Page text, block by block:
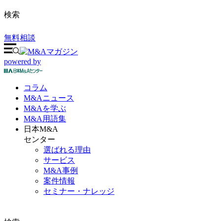
検索
無料相談
powered by
コラム
M&Aニュース
M&Aを学ぶ
M&A 用語集
日本M&A
センター
選ばれる理由
サービス
M&A事例
案件情報
セミナー・ナレッジ